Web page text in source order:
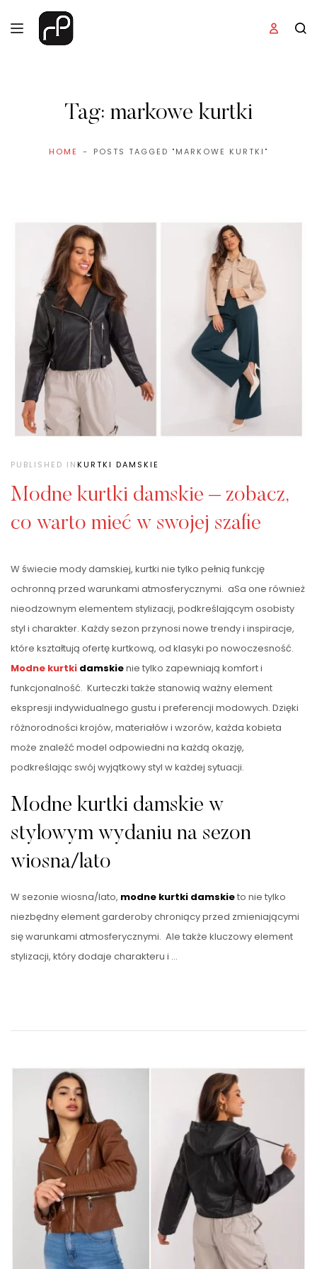
Tag: markowe kurtki
HOME POSTS TAGGED "MARKOWE KURTKI"
PUBLISHED INKURTKI DAMSKIE
Modne kurtki damskie – zobacz,
co warto mieć w swojej szafie
W świecie mody damskiej, kurtki nie tylko pełnią funkcję
ochronną przed warunkami atmosferycznymi. aSa one również
nieodzownym elementem stylizacji, podkreślającym osobisty
styl i charakter. Każdy sezon przynosi nowe trendy i inspiracje,
które kształtują ofertę kurtkową, od klasyki po nowoczesność.
Modne kurtki damskienie tylko zapewniają komfort i
funkcjonalność. Kurteczki także stanowią ważny element
ekspresji indywidualnego gustu i preferencji modowych. Dzięki
różnorodności krojów, materiałów i wzorów, każda kobieta
może znaleźć model odpowiedni na każdą okazję,
podkreślając swój wyjątkowy styl w każdej sytuacji.
Modne kurtki damskie w
stylowym wydaniu na sezon
wiosna/lato
W sezonie wiosna/lato, modne kurtki damskieto nie tylko
niezbędny element garderoby chroniący przed zmieniającymi
się warunkami atmosferycznymi. Ale także kluczowy element
stylizacji, który dodaje charakteru i …